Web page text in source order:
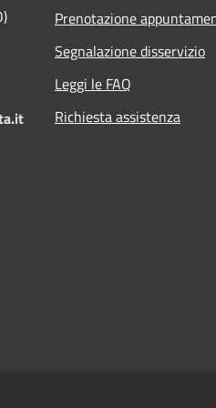
Prenotazione
Segnalazione disservizio
Leggi le FAQ
Richiesta assistenza